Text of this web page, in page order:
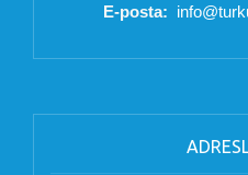
E-posta: